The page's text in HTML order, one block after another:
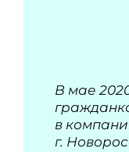
В мае
в
г.